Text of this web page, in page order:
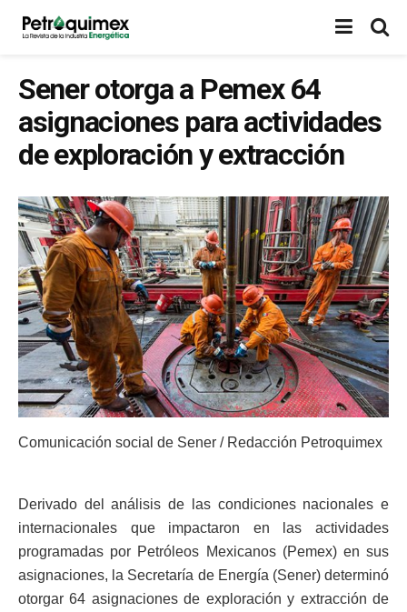
Sener otorga a Pemex 64
asignaciones para actividades
de exploración y extracción
Comunicación social de Sener / Redacción Petroquimex
Derivado del análisis de las condiciones nacionales e
internacionales que impactaron en las actividades
programadas por Petróleos Mexicanos (Pemex) en sus
asignaciones, la Secretaría de Energía (Sener) determinó
otorgar 64 asignaciones de exploración y extracción de